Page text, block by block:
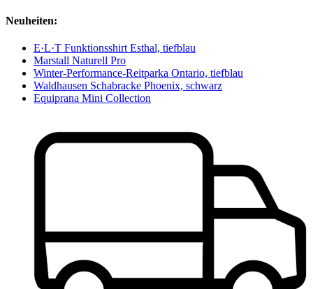
Neuheiten:
E·L·T Funktionsshirt Esthal, tiefblau
Marstall Naturell Pro
Winter-Performance-Reitparka Ontario, tiefblau
Waldhausen Schabracke Phoenix, schwarz
Equiprana Mini Collection